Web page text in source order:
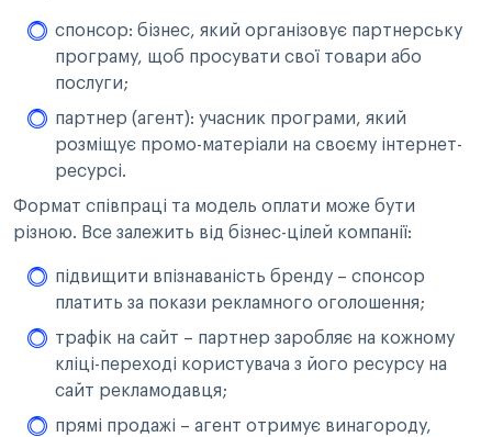
спонсор: бізнес, який організовує партнерську
програму, щоб просувати свої товари або
послуги;
партнер (агент): учасник програми, який
розміщує промо-матеріали на своєму інтернет-
ресурсі.
Формат співпраці та модель оплати може бути
різною. Все залежить від бізнес-цілей компанії:
підвищити впізнаваність бренду – спонсор
платить за покази рекламного оголошення;
трафік на сайт – партнер заробляє на кожному
кліці-переході користувача з його ресурсу на
сайт рекламодавця;
прямі продажі – агент отримує винагороду,